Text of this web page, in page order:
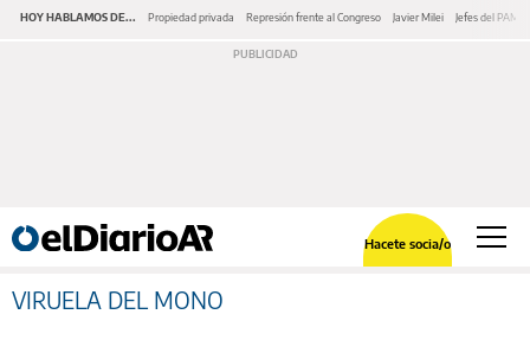
HOY HABLAMOS DE... Propiedad privada Represión frente al Congreso Javier Milei Jefes del PAMI
Hacete socia/o
VIRUELA DEL MONO